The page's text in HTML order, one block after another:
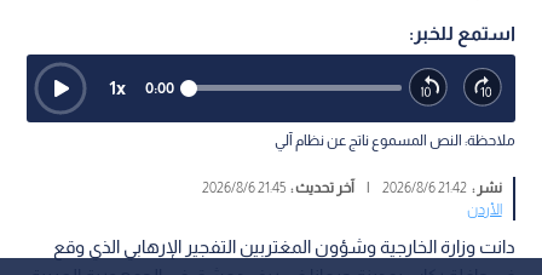
استمع للخبر:
0:00
1x
ملاحظة: النص المسموع ناتج عن نظام آلي
نشر :21:42 2026/8/6
| آخر تحديث :21:45 2026/8/6
الأردن
‏دانت وزارة الخارجية وشؤون المغتربين التفجير الإرهابي الذي وقع